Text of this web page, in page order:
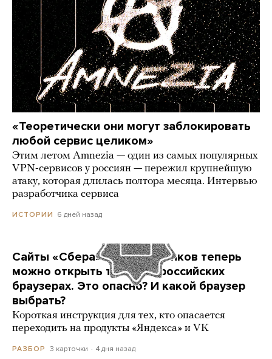
«Теоретически они могут заблокировать
любой сервис целиком»
Этим летом Amnezia — один из самых популярных
VPN-сервисов у россиян — пережил крупнейшую
атаку, которая длилась полтора месяца. Интервью
разработчика сервиса
ИСТОРИИ 6 дней назад
Сайты «Сбера» и других банков теперь
можно открыть только в российских
браузерах. Это опасно? И какой браузер
выбрать?
Короткая инструкция для тех, кто опасается
переходить на продукты «Яндекса» и VK
РАЗБОР 3 карточки 4 дня назад